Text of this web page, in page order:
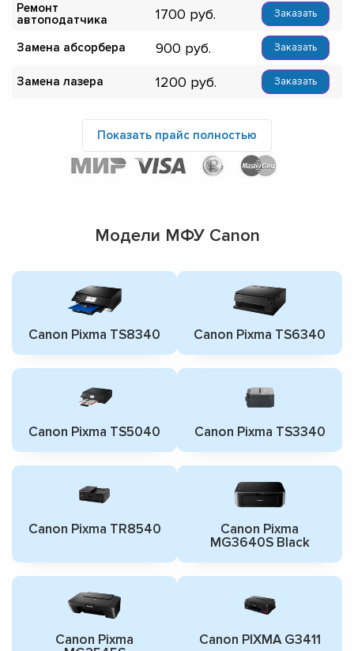
Ремонт
автоподатчика
1700 Заказать
Замена абсорбера 900 Заказать
Замена лазера 1200 Заказать
Показать прайс полностью
Модели МФУ Canon
Canon Pixma TS8340 Canon Pixma TS6340
Canon Pixma TS5040 Canon Pixma TS3340
Canon Pixma TR8540
Canon Pixma
MG3640S Black
Canon Pixma
Canon PIXMA G3411